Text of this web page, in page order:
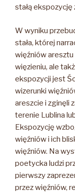
stałą ekspozycję
W wyniku
stała, której
więźniów
więzieniu, ale
ekspozycji jest
wizerunki
areszcie i zginęli
terenie Lublina
Ekspozycję
więźniów i ich
więźniów. Na
poetycka ludzi
pierwszy
przez więźniów,